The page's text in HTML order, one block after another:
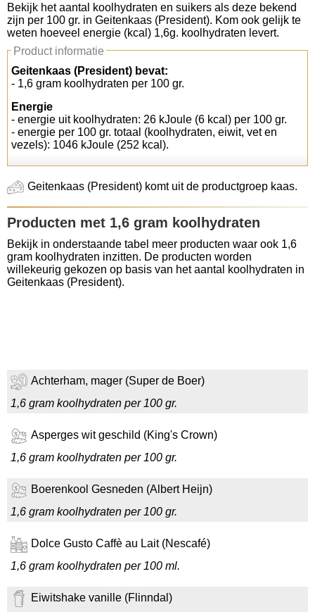
Koolhydraten tellen
Links
Bekijk het aantal koolhydraten en suikers als deze bekend
zijn per 100 gr. in Geitenkaas (President). Kom ook gelijk te
weten hoeveel energie (kcal) 1,6g. koolhydraten levert.
Product informatie
Geitenkaas (President) bevat:
- 1,6 gram koolhydraten per 100 gr.
Energie
- energie uit koolhydraten: 26 kJoule (6 kcal) per 100 gr.
- energie per 100 gr. totaal (koolhydraten, eiwit, vet en
vezels): 1046 kJoule (252 kcal).
Geitenkaas (President) komt uit de productgroep kaas.
Producten met 1,6 gram koolhydraten
Bekijk in onderstaande tabel meer producten waar ook 1,6
gram koolhydraten inzitten. De producten worden
willekeurig gekozen op basis van het aantal koolhydraten in
Geitenkaas (President).
Achterham, mager (Super de Boer)
1,6 gram koolhydraten per 100 gr.
Asperges wit geschild (King's Crown)
1,6 gram koolhydraten per 100 gr.
Boerenkool Gesneden (Albert Heijn)
1,6 gram koolhydraten per 100 gr.
Dolce Gusto Caffè au Lait (Nescafé)
1,6 gram koolhydraten per 100 ml.
Eiwitshake vanille (Flinndal)